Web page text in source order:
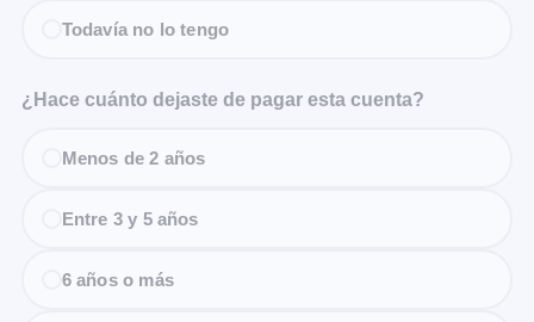
Todavía no lo tengo
¿Hace cuánto dejaste de pagar esta cuenta?
Menos de 2 años
Entre 3 y 5 años
6 años o más